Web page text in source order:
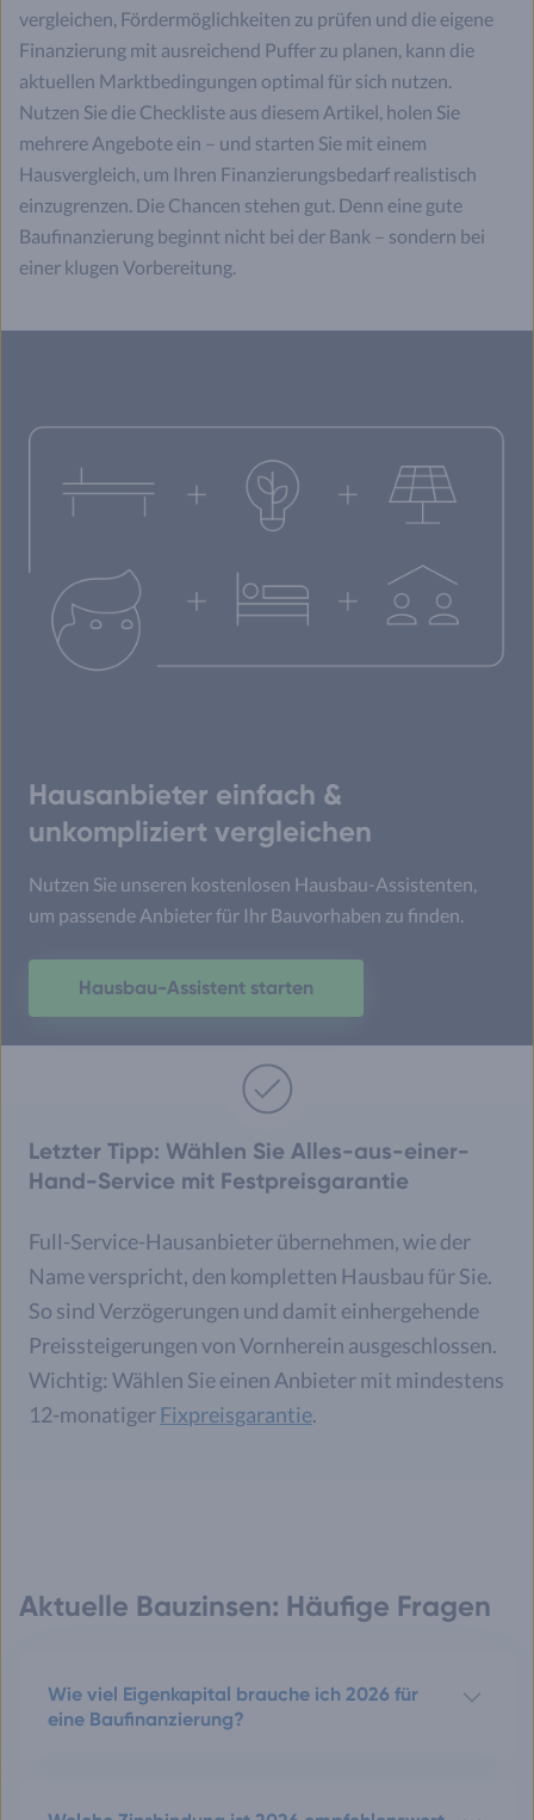
vergleichen, Fördermöglichkeiten zu prüfen und die eigene
Finanzierung mit ausreichend Puffer zu planen, kann die
aktuellen Marktbedingungen optimal für sich nutzen.
Nutzen Sie die Checkliste aus diesem Artikel, holen Sie
mehrere Angebote ein – und starten Sie mit einem
Hausvergleich, um Ihren Finanzierungsbedarf realistisch
einzugrenzen. Die Chancen stehen gut. Denn eine gute
Baufinanzierung beginnt nicht bei der Bank – sondern bei
einer klugen Vorbereitung.
Hausanbieter einfach &
unkompliziert vergleichen
Nutzen Sie unseren kostenlosen Hausbau-Assistenten,
um passende Anbieter für Ihr Bauvorhaben zu finden.
Hausbau-Assistent starten
Letzter Tipp: Wählen Sie Alles-aus-einer-
Hand-Service mit Festpreisgarantie
Full-Service-Hausanbieter übernehmen, wie der
Name verspricht, den kompletten Hausbau für Sie.
So sind Verzögerungen und damit einhergehende
Preissteigerungen von Vornherein ausgeschlossen.
Wichtig: Wählen Sie einen Anbieter mit mindestens
12-monatigerFixpreisgarantie.
Aktuelle Bauzinsen: Häufige Fragen
Wie viel Eigenkapital brauche ich 2026 für
eine Baufinanzierung?